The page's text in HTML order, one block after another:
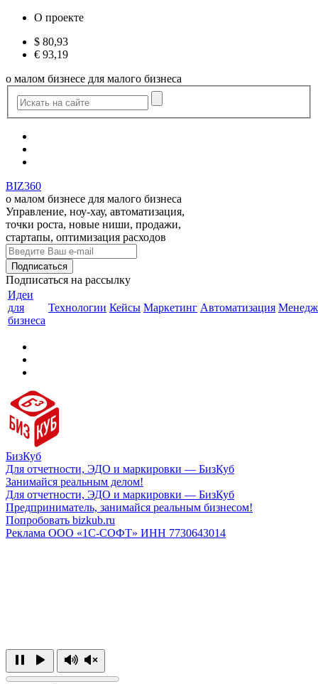
О проекте
$ 80,93
€ 93,19
о малом бизнесе для малого бизнеса
BIZ360
о малом бизнесе для малого бизнеса
Управление, ноу-хау, автоматизация,
точки роста, новые ниши, продажи,
стартапы, оптимизация расходов
Подписаться на рассылку
Идеи
для
бизнеса
Технологии Кейсы Маркетинг Автоматизация
БизКуб
Для отчетности, ЭДО и маркировки — БизКуб
Занимайся реальным делом!
Для отчетности, ЭДО и маркировки — БизКуб
Предприниматель, занимайся реальным бизнесом!
Попробовать bizkub.ru
Реклама ООО «1С-СОФТ» ИНН 7730643014